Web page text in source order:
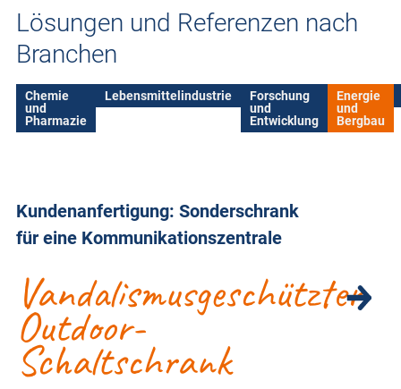
Lösungen und Referenzen nach
Branchen
Chemie
und
Pharmazie
Lebensmittelindustrie
Forschung
und
Entwicklung
Energie
und
Bergbau
Kundenanfertigung: Sonderschrank
für eine Kommunikationszentrale
Vandalismusgeschützter
Outdoor-
Schaltschrank